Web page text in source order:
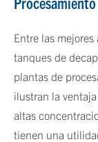
Entre las
tanques de
plantas de
ilustran la
altas
tienen una